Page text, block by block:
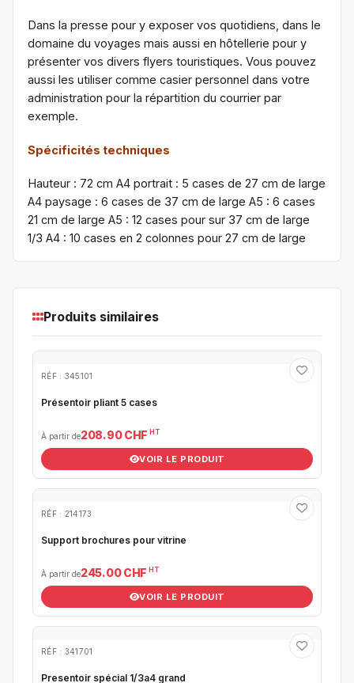
Dans la presse pour y exposer vos quotidiens, dans le
domaine du voyages mais aussi en hôtellerie pour y
présenter vos divers flyers touristiques. Vous pouvez
aussi les utiliser comme casier personnel dans votre
administration pour la répartition du courrier par
exemple.
Spécificités techniques
Hauteur : 72 cm A4 portrait : 5 cases de 27 cm de large
A4 paysage : 6 cases de 37 cm de large A5 : 6 cases
21 cm de large A5 : 12 cases pour sur 37 cm de large
1/3 A4 : 10 cases en 2 colonnes pour 27 cm de large
Produits similaires
RÉF : 345101
Présentoir pliant 5 cases
À partir de208.90 CHF HT
VOIR LE PRODUIT
RÉF : 214173
Support brochures pour vitrine
À partir de245.00 CHF HT
VOIR LE PRODUIT
RÉF : 341701
Presentoir spécial 1/3a4 grand